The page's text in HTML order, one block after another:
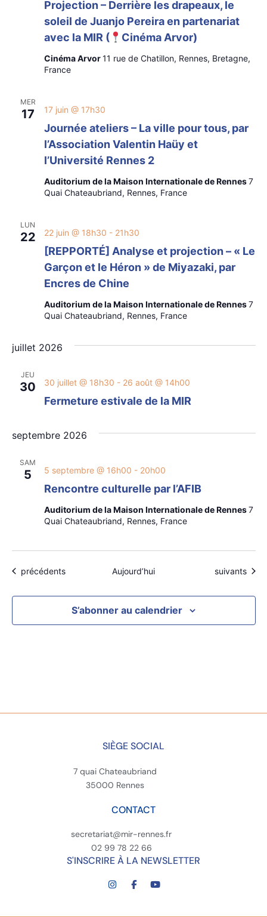
Projection – Derrière les drapeaux, le
soleil de Juanjo Pereira en partenariat
avec la MIR (
Cinéma Arvor)
Cinéma Arvor11 rue de Chatillon, Rennes, Bretagne,
France
MER
17
Journée ateliers – La ville pour tous, par
l’Association Valentin Haüy et
l’Université Rennes 2
17 juin @ 17h30
Auditorium de la Maison Internationale de Rennes7
Quai Chateaubriand, Rennes, France
LUN
22
[REPPORTÉ] Analyse et projection – « Le
Garçon et le Héron » de Miyazaki, par
Encres de Chine
22 juin @ 18h30 - 21h30
Auditorium de la Maison Internationale de Rennes7
Quai Chateaubriand, Rennes, France
juillet 2026
JEU
30
Fermeture estivale de la MIR
30 juillet @ 18h30 - 26 août @ 14h00
septembre 2026
SAM
5
Rencontre culturelle par l’AFIB
5 septembre @ 16h00 - 20h00
Auditorium de la Maison Internationale de Rennes7
Quai Chateaubriand, Rennes, France
Évènements
précédents Aujourd’hui Évènements
suivants
S’abonner au calendrier
SIÈGE SOCIAL
7 quai Chateaubriand
35000 Rennes
CONTACT
secretariat@mir-rennes.fr
02 99 78 22 66
S'INSCRIRE À LA NEWSLETTER